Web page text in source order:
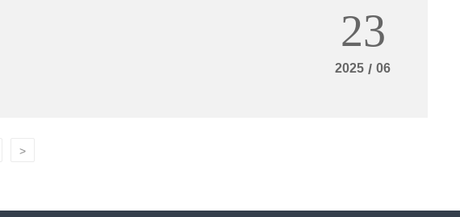
23
2025 / 06
>